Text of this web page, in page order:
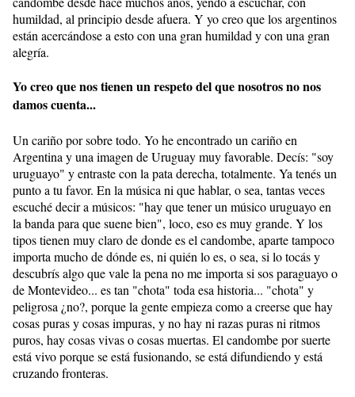
humildad, al principio desde afuera. Y yo creo que los argentinos
están acercándose a esto con una gran humildad y con una gran
alegría.
Yo creo que nos tienen un respeto del que nosotros no nos
damos cuenta...
Un cariño por sobre todo. Yo he encontrado un cariño en
Argentina y una imagen de Uruguay muy favorable. Decís: "soy
uruguayo" y entraste con la pata derecha, totalmente. Ya tenés un
punto a tu favor. En la música ni que hablar, o sea, tantas veces
escuché decir a músicos: "hay que tener un músico uruguayo en
la banda para que suene bien", loco, eso es muy grande. Y los
tipos tienen muy claro de donde es el candombe, aparte tampoco
importa mucho de dónde es, ni quién lo es, o sea, si lo tocás y
descubrís algo que vale la pena no me importa si sos paraguayo o
de Montevideo... es tan "chota" toda esa historia... "chota" y
peligrosa ¿no?, porque la gente empieza como a creerse que hay
cosas puras y cosas impuras, y no hay ni razas puras ni ritmos
puros, hay cosas vivas o cosas muertas. El candombe por suerte
está vivo porque se está fusionando, se está difundiendo y está
cruzando fronteras.